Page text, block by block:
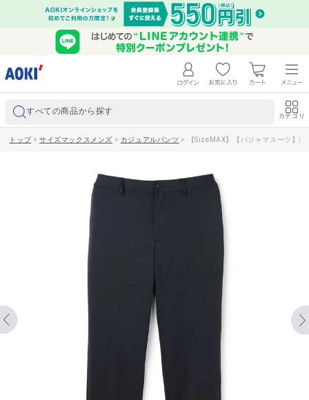
すべての商品から探す カテゴリ
トップ>サイズマックスメンズ > カジュアルパンツ > 【SizeMAX】【パジャマスーツ】